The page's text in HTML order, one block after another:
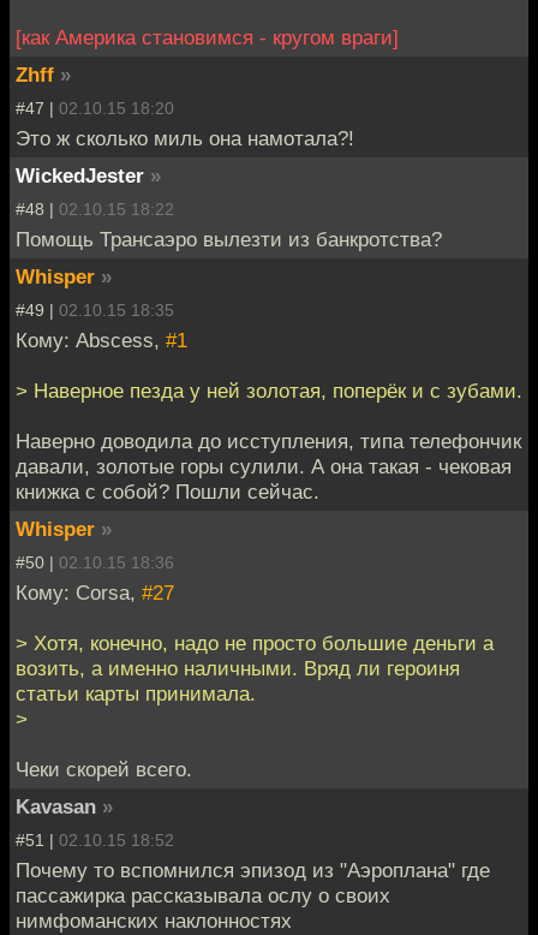
[как Америка становимся - кругом враги]
Zhff »
#47 | 02.10.15 18:20
Это ж сколько миль она намотала?!
WickedJester »
#48 | 02.10.15 18:22
Помощь Трансаэро вылезти из банкротства?
Whisper »
#49 | 02.10.15 18:35
Кому: Abscess, #1
> Наверное пезда у ней золотая, поперёк и с зубами.
Наверно доводила до исступления, типа телефончик
давали, золотые горы сулили. А она такая - чековая
книжка с собой? Пошли сейчас.
Whisper »
#50 | 02.10.15 18:36
Кому: Corsa, #27
> Хотя, конечно, надо не просто большие деньги а
возить, а именно наличными. Вряд ли героиня
статьи карты принимала.
>
Чеки скорей всего.
Kavasan »
#51 | 02.10.15 18:52
Почему то вспомнился эпизод из "Аэроплана" где
пассажирка рассказывала ослу о своих
нимфоманских наклонностях